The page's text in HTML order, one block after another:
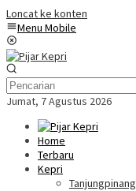
Loncat ke konten
Menu Mobile
Jumat, 7 Agustus 2026
Home
Terbaru
Kepri
Tanjungpinang